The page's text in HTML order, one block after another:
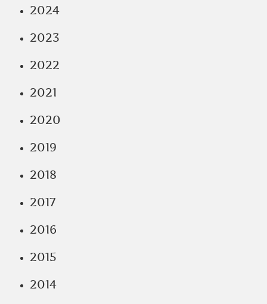
2024
2023
2022
2021
2020
2019
2018
2017
2016
2015
2014